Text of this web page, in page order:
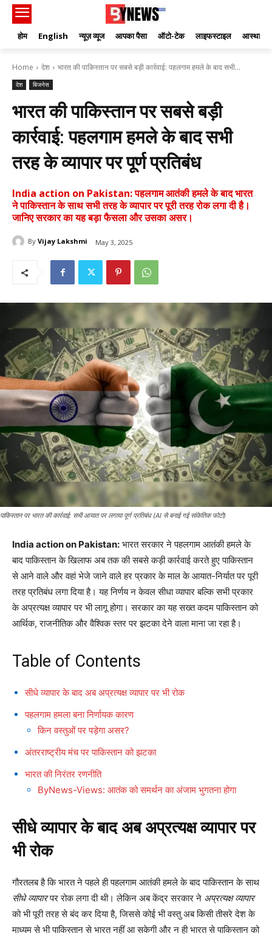
होम English न्यूज़ व्यूज आपका पैसा ऑटो-टेक लाइफस्टाइल आस्था
Home देश भारत की पाकिस्तान पर सबसे बड़ी कार्रवाई: पहलगाम हमले के बाद सभी...
देश बिजनेस
भारत की पाकिस्तान पर सबसे बड़ी
कार्रवाई: पहलगाम हमले के बाद सभी
तरह के व्यापार पर पूर्ण प्रतिबंध
India action on Pakistan: पहलगाम आतंकी हमले के बाद भारत
ने पाकिस्तान के साथ सभी तरह के व्यापार पर पूरी तरह रोक लगा दी है।
जानिए सरकार का यह बड़ा फैसला और उसका असर।
By Vijay Lakshmi May 3, 2025
पाकिस्तान पर भारत की कार्रवाई: सभी आयात पर लगाया पूर्ण प्रतिबंध (AI से बनाई गई सांकेतिक फोटो)
India action on Pakistan: भारत सरकार ने पहलगाम आतंकी हमले के
बाद पाकिस्तान के खिलाफ अब तक की सबसे कड़ी कार्रवाई करते हुए पाकिस्तान
से आने वाले और वहां भेजे जाने वाले हर प्रकार के माल के आयात-निर्यात पर पूरी
तरह प्रतिबंध लगा दिया है। यह निर्णय न केवल सीधा व्यापार बल्कि सभी प्रकार
के अप्रत्यक्ष व्यापार पर भी लागू होगा। सरकार का यह सख्त कदम पाकिस्तान को
आर्थिक, राजनीतिक और वैश्विक स्तर पर झटका देने वाला माना जा रहा है।
Table of Contents
सीधे व्यापार के बाद अब अप्रत्यक्ष व्यापार पर भी रोक
पहलगाम हमला बना निर्णायक कारण
किन वस्तुओं पर पड़ेगा असर?
अंतरराष्ट्रीय मंच पर पाकिस्तान को झटका
भारत की निरंतर रणनीति
ByNews-Views: आतंक को समर्थन का अंजाम भुगतना होगा
सीधे व्यापार के बाद अब अप्रत्यक्ष व्यापार पर
भी रोक
गौरतलब है कि भारत ने पहले ही पहलगाम आतंकी हमले के बाद पाकिस्तान के साथ
सीधे व्यापारपर रोक लगा दी थी। लेकिन अब केंद्र सरकार ने अप्रत्यक्ष व्यापार
को भी पूरी तरह से बंद कर दिया है, जिससे कोई भी वस्तु अब किसी तीसरे देश के
माध्यम से भी पाकिस्तान से भारत नहीं आ सकेगी और न ही भारत से पाकिस्तान को